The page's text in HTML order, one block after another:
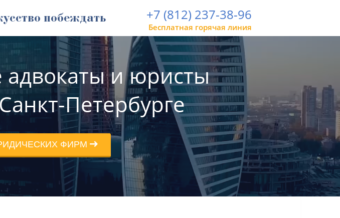
побеждать +7 (812) 237-38-96
Бесплатная горячая линия
и юристы
Петербурге
ФИРМ